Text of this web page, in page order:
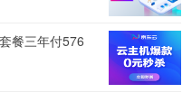
餐三年付576